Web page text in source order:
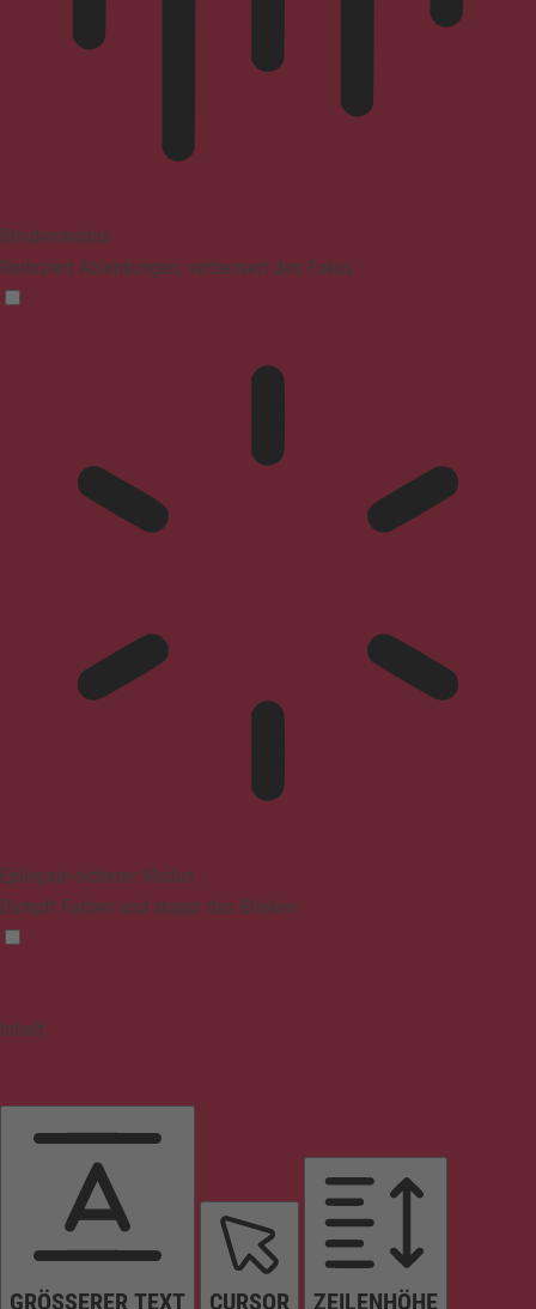
Blindenmodus
Reduziert Ablenkungen, verbessert den Fokus
Epilepsie-sicherer Modus
Dämpft Farben und stoppt das Blinken
Inhalt
GRÖSSERER TEXT CURSOR ZEILENHÖHE